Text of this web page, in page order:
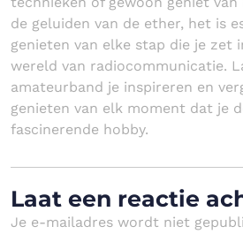
de geluiden van de ether, het is
genieten van elke stap die je zet
wereld van radiocommunicatie.
amateurband je inspireren en
genieten van elk moment dat je
fascinerende hobby.
Laat een reactie
Je e-mailadres wordt niet